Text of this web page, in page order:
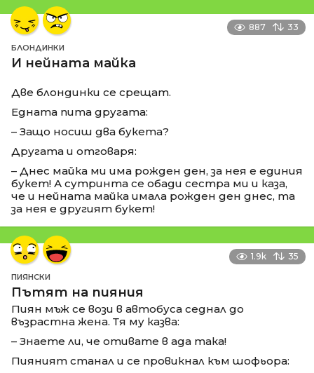
887 33
БЛОНДИНКИ
И нейната майка
Две блондинки се срещат.
Едната пита другата:
– Защо носиш два букета?
Другата и отговаря:
– Днес майка ми има рожден ден, за нея е единия
букет! А сутринта се обади сестра ми и каза,
че и нейната майка имала рожден ден днес, та
за нея е другият букет!
1.9k 35
ПИЯНСКИ
Пътят на пияния
Пиян мъж се вози в автобуса седнал до
възрастна жена. Тя му казва:
– Знаете ли, че отивате в ада така!
Пияният станал и се провикнал към шофьора: